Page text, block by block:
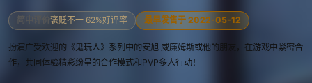
简中评价褒贬不一 62%好评率 最早发售于 2022-05-12
扮演广受欢迎的《鬼玩人》系列中的安旭 威廉姆斯或他的朋友，在游戏中紧密合
作，共同体验精彩纷呈的合作模式和PVP多人行动！